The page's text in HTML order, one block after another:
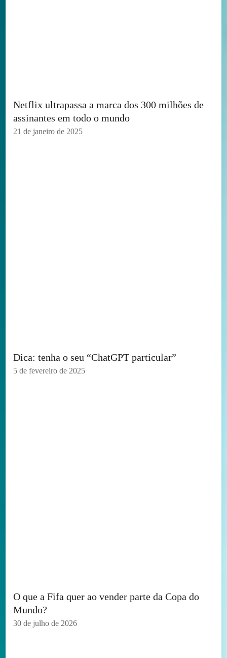
Netflix ultrapassa a marca dos 300 milhões de
assinantes em todo o mundo
21 de janeiro de 2025
Dica: tenha o seu “ChatGPT particular”
5 de fevereiro de 2025
O que a Fifa quer ao vender parte da Copa do
Mundo?
30 de julho de 2026